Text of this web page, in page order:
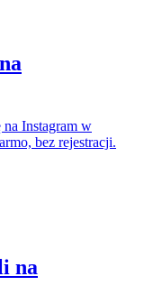
na Instagram w
bez rejestracji.
na